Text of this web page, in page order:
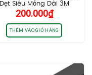
Dẹt Siêu Mỏng Dài 3M
Ugreen 50820
200.000₫
THÊM VÀO GIỎ HÀNG